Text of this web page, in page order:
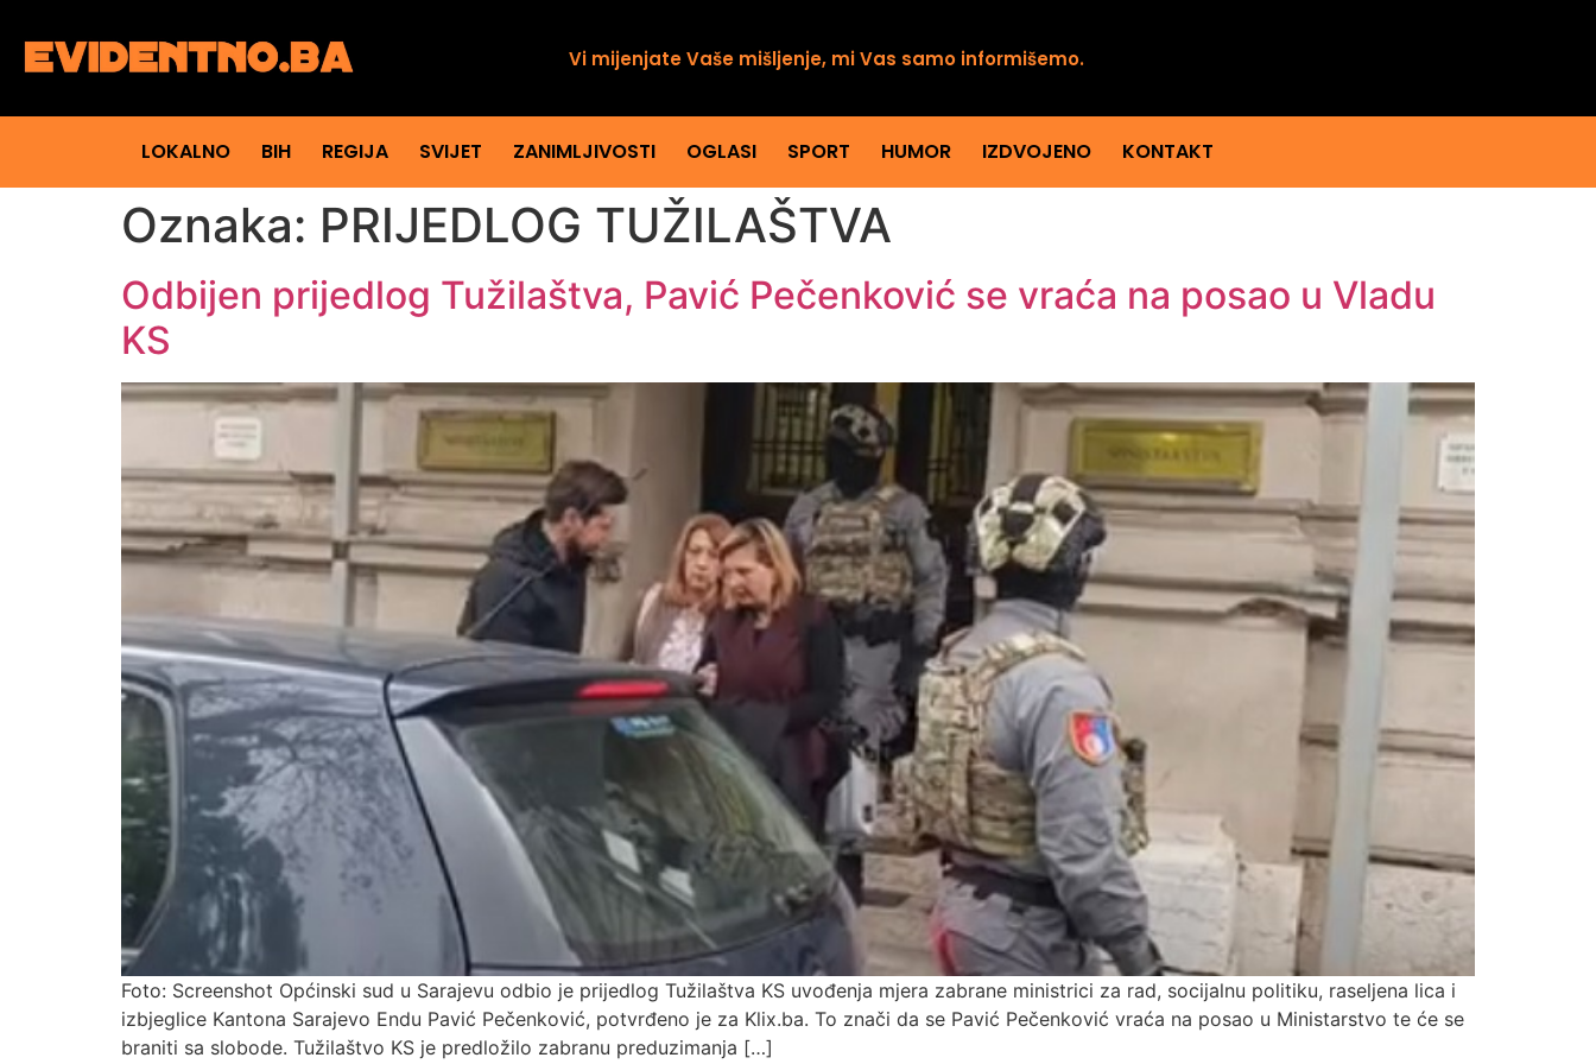
Vi mijenjate Vaše mišljenje, mi Vas samo informišemo.
LOKALNO BIH REGIJA SVIJET ZANIMLJIVOSTI OGLASI SPORT HUMOR IZDVOJENO KONTAKT
Oznaka: PRIJEDLOG TUŽILAŠTVA
Odbijen prijedlog Tužilaštva, Pavić Pečenković se vraća na posao u Vladu
KS
Foto: Screenshot Općinski sud u Sarajevu odbio je prijedlog Tužilaštva KS uvođenja mjera zabrane ministrici za rad, socijalnu politiku, raseljena lica i
izbjeglice Kantona Sarajevo Endu Pavić Pečenković, potvrđeno je za Klix.ba. To znači da se Pavić Pečenković vraća na posao u Ministarstvo te će se
braniti sa slobode. Tužilaštvo KS je predložilo zabranu preduzimanja […]